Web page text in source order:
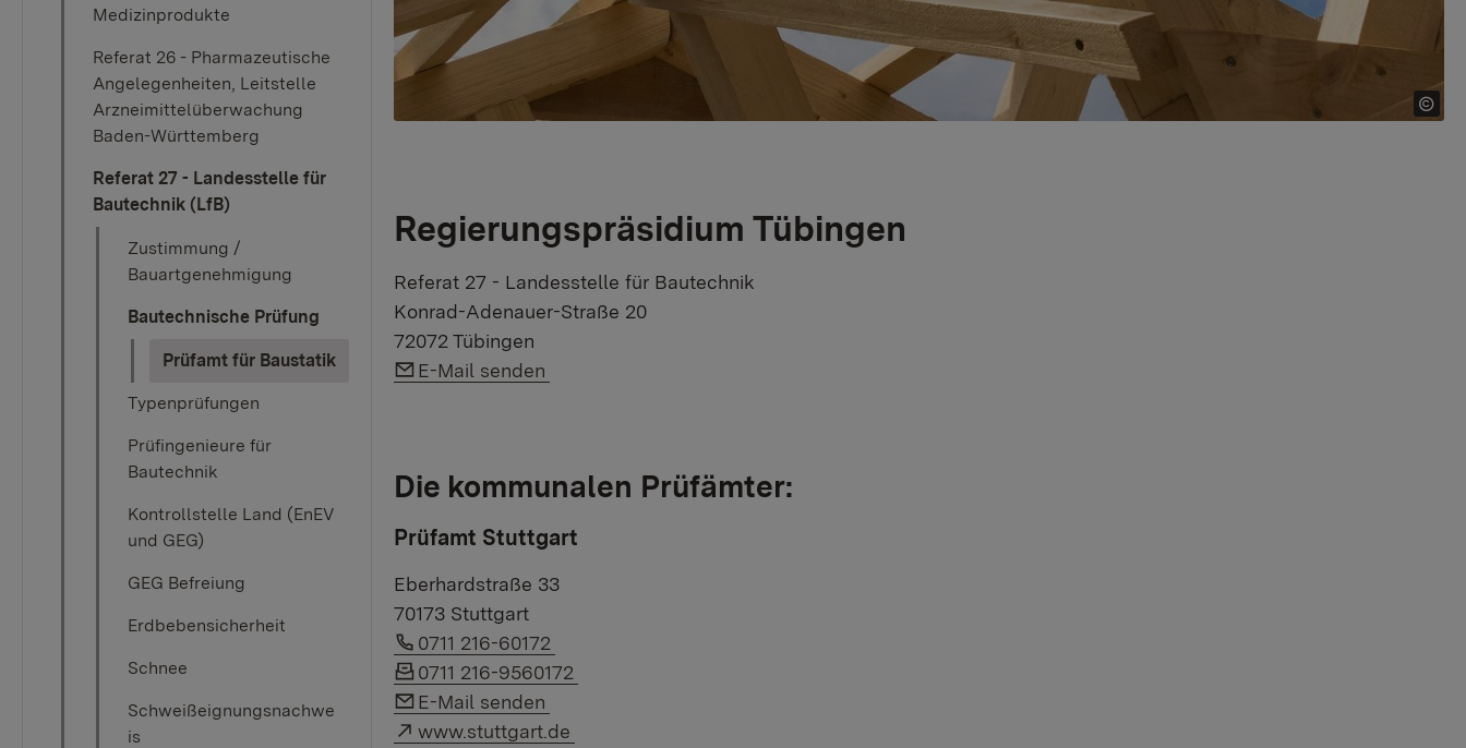
Medizinprodukte
Referat 26 - Pharmazeutische
Angelegenheiten, Leitstelle
Arzneimittelüberwachung
Baden-Württemberg
Referat 27 - Landesstelle für
Bautechnik (LfB)
Zustimmung /
Bauartgenehmigung
Bautechnische Prüfung
Prüfamt für Baustatik(current)
Typenprüfungen
Prüfingenieure für
Bautechnik
Kontrollstelle Land (EnEV
und GEG)
GEG Befreiung
Erdbebensicherheit
Schnee
Schweißeignungsnachwe
is
Regierungspräsidium Tübingen
Referat 27 - Landesstelle für Bautechnik
Konrad-Adenauer-Straße 20
72072 Tübingen
Link auf E-Mail:
E-Mail senden
Die kommunalen Prüfämter:
Prüfamt Stuttgart
Eberhardstraße 33
70173 Stuttgart
Link auf Telefonnummer:
0711 216-60172
Link auf Faxnummer:
0711 216-9560172
Link auf E-Mail:
E-Mail senden
Externer Link:
www.stuttgart.de